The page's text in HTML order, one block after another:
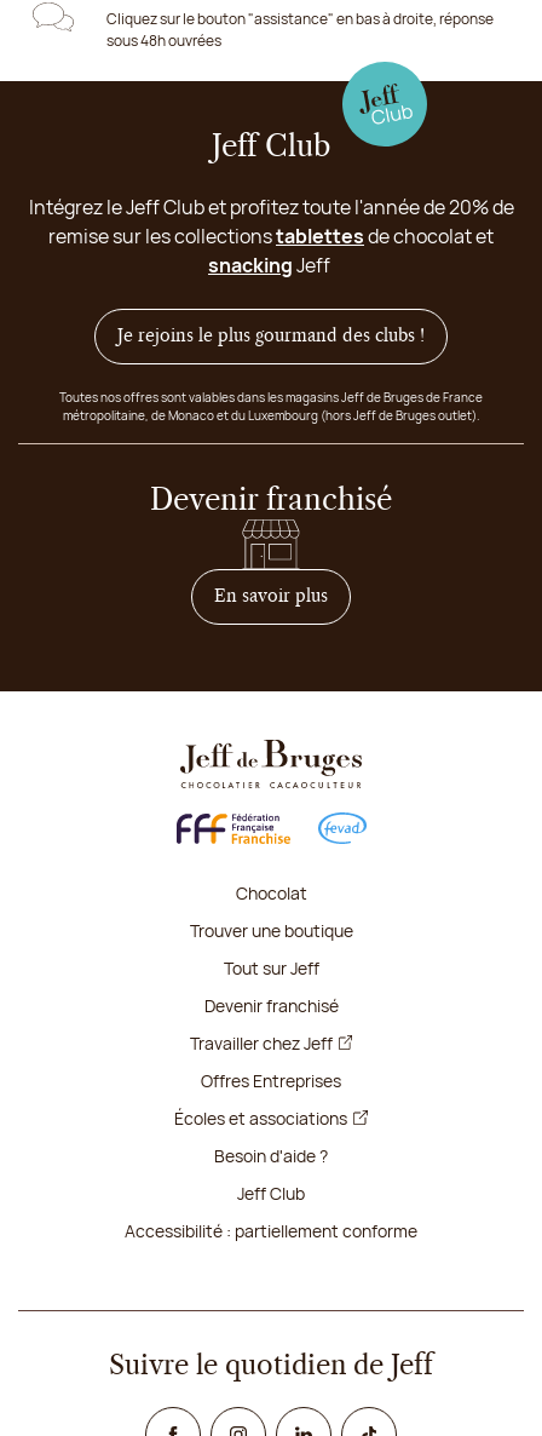
Cliquez sur le bouton "assistance" en bas à droite, réponse
sous 48h ouvrées
Jeff Club
Intégrez le Jeff Club et profitez toute l'année de 20% de
remise sur les collectionstablettesde chocolat et
snackingJeff
Je rejoins le plus gourmand des clubs !
Toutes nos offres sont valables dans les magasins Jeff de Bruges de France
métropolitaine, de Monaco et du Luxembourg (hors Jeff de Bruges outlet).
Devenir franchisé
En savoir plussur comment devenir
Chocolat
Trouver une boutique
Tout sur Jeff
Devenir franchisé
Travailler chez Jeff
Offres Entreprises
Écoles et associations
Besoin d'aide ?
Jeff Club
Accessibilité : partiellement conforme
Suivre le quotidien de Jeff